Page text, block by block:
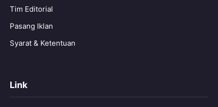
Tim Editorial
Pasang Iklan
Syarat & Ketentuan
Link